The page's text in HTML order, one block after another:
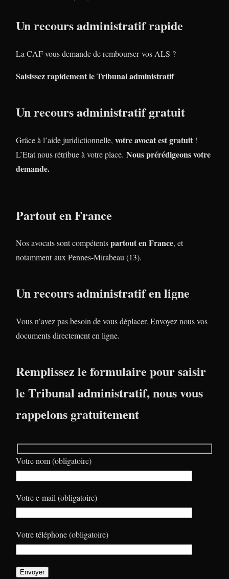
Un recours administratif rapide
La CAF vous demande de rembourser vos ALS ?
Saisissez rapidement le Tribunal administratif
Un recours administratif gratuit
Grâce à l’aide juridictionnelle, votre avocat est gratuit !
L’Etat nous rétribue à votre place. Nous prérédigeons votre
demande.
Partout en France
Nos avocats sont compétentspartout en France, et
notamment aux Pennes-Mirabeau (13).
Un recours administratif en ligne
Vous n’avez pas besoin de vous déplacer. Envoyez nous vos
documents directement en ligne.
Remplissez le formulaire pour saisir
le Tribunal administratif, nous vous
rappelons gratuitement
Votre nom (obligatoire)
Votre e-mail (obligatoire)
Votre téléphone (obligatoire)